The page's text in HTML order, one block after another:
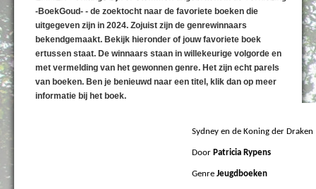
-BoekGoud- - de zoektocht naar de favoriete boeken die
uitgegeven zijn in 2024. Zojuist zijn de genrewinnaars
bekendgemaakt. Bekijk hieronder of jouw favoriete boek
ertussen staat. De winnaars staan in willekeurige volgorde en
met vermelding van het gewonnen genre. Het zijn echt parels
van boeken. Ben je benieuwd naar een titel, klik dan op meer
informatie bij het boek.
Sydney en de Koning der Draken
Door Patricia Rypens
Genre Jeugdboeken